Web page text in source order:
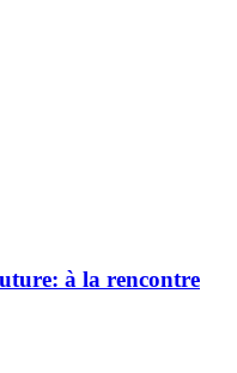
à la rencontre